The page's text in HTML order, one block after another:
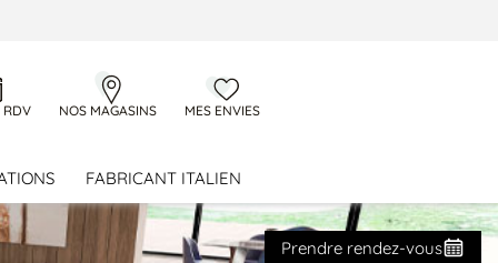
RDV NOS MAGASINS MES ENVIES
FABRICANT ITALIEN
Prendre rendez-vous